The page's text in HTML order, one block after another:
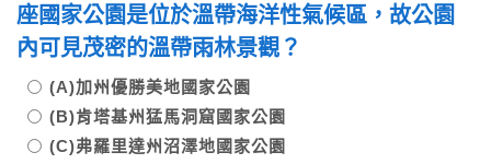
座國家公園是位於溫帶海洋性氣候區，故公園
內可見茂密的溫帶雨林景觀？
(A)加州優勝美地國家公園
(B)肯塔基州猛馬洞窟國家公園
(C)弗羅里達州沼澤地國家公園